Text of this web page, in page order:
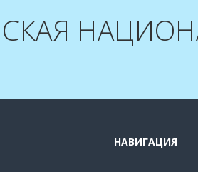
НАВИГАЦИЯ